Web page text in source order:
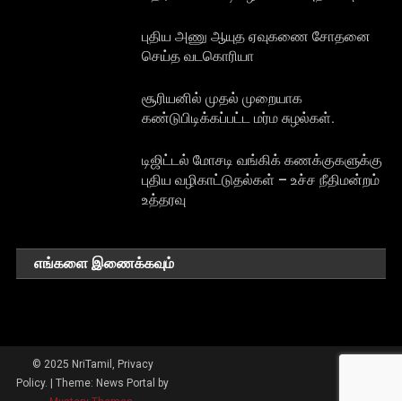
புதிய அணு ஆயுத ஏவுகணை சோதனை
செய்த வடகொரியா
சூரியனில் முதல் முறையாக
கண்டுபிடிக்கப்பட்ட மர்ம சுழல்கள்.
டிஜிட்டல் மோசடி வங்கிக் கணக்குகளுக்கு
புதிய வழிகாட்டுதல்கள் – உச்ச நீதிமன்றம்
உத்தரவு
எங்களை இணைக்கவும்
© 2025 NriTamil, Privacy
Policy. |Theme: News Portal by